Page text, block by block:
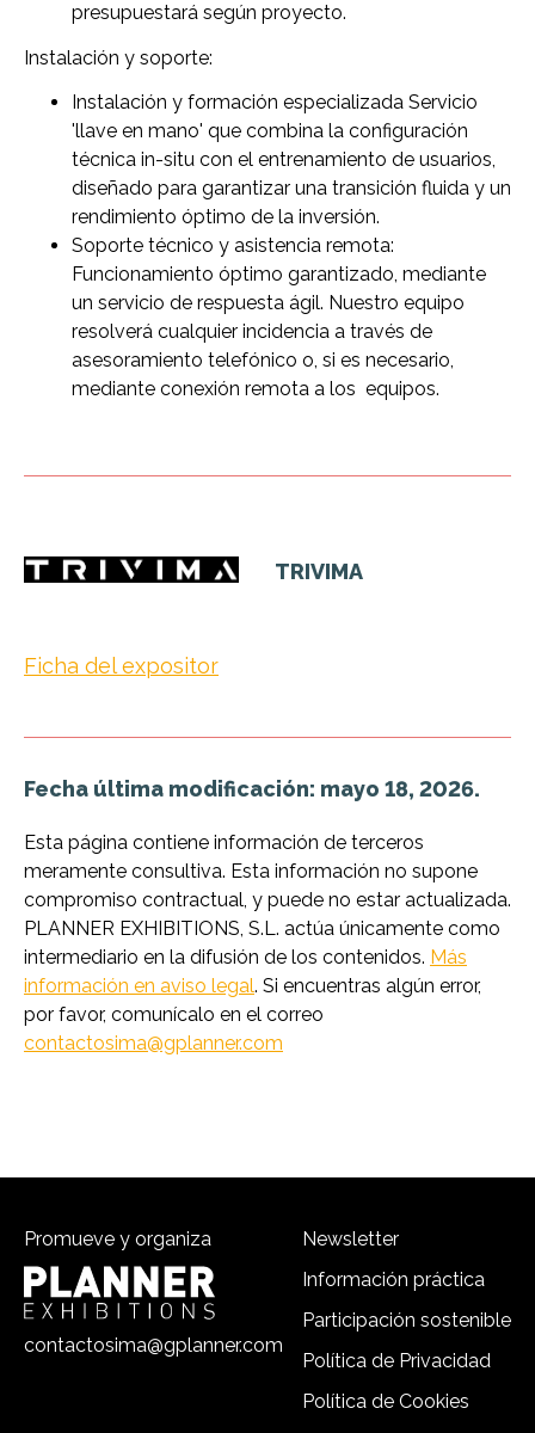
presupuestará según proyecto.
Instalación y soporte:
Instalación y formación especializada Servicio
'llave en mano' que combina la configuración
técnica in-situ con el entrenamiento de usuarios,
diseñado para garantizar una transición fluida y un
rendimiento óptimo de la inversión.
Soporte técnico y asistencia remota:
Funcionamiento óptimo garantizado, mediante
un servicio de respuesta ágil. Nuestro equipo
resolverá cualquier incidencia a través de
asesoramiento telefónico o, si es necesario,
mediante conexión remota a los equipos.
TRIVIMA
Ficha del expositor
Fecha última modificación: mayo 18, 2026.
Esta página contiene información de terceros
meramente consultiva. Esta información no supone
compromiso contractual, y puede no estar actualizada.
PLANNER EXHIBITIONS, S.L. actúa únicamente como
intermediario en la difusión de los contenidos. Más
información en aviso legal. Si encuentras algún error,
por favor, comunícalo en el correo
contactosima@gplanner.com
Promueve y organiza
contactosima@gplanner.com
Newsletter
Información práctica
Participación sostenible
Política de Privacidad
Política de Cookies